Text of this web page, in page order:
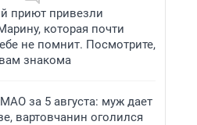
приют привезли
которая почти
не помнит. Посмотрите,
знакома
за 5 августа: муж дает
вартовчанин оголился